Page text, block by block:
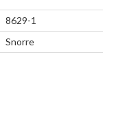
8629-1
Snorre